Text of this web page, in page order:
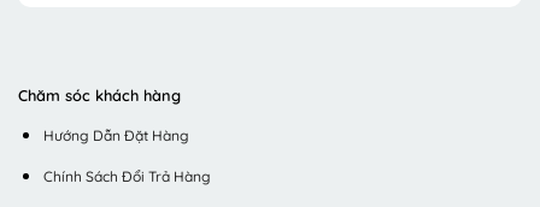
Chăm sóc khách hàng
Hướng Dẫn Đặt Hàng
Chính Sách Đổi Trả Hàng